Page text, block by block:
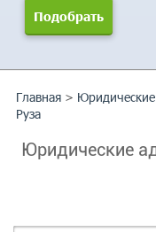
Главная >
Руза
Юридические